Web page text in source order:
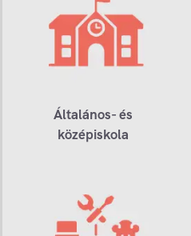
Általános- és
középiskola